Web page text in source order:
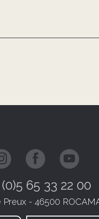
(0)5 65 33 22 00
Preux - 46500